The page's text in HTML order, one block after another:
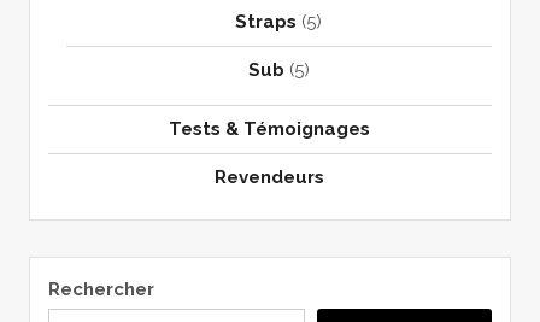
Straps (5)
Sub (5)
Tests & Témoignages
Revendeurs
Rechercher